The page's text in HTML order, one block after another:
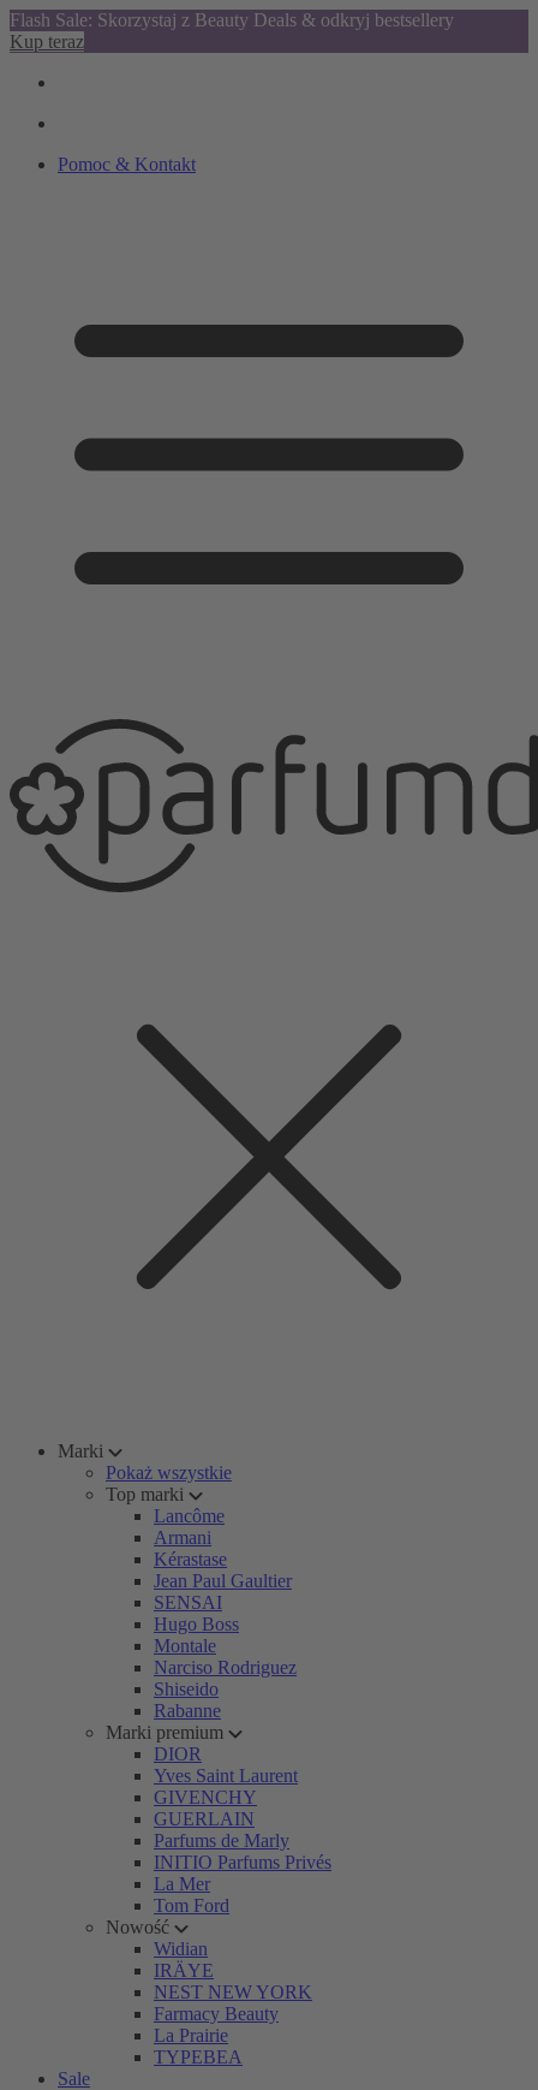
Flash Sale: Skorzystaj z Beauty Deals & odkryj bestsellery
Kup teraz
Pomoc & Kontakt
Marki
Pokaż wszystkie
Top marki
Lancôme
Armani
Kérastase
Jean Paul Gaultier
SENSAI
Hugo Boss
Montale
Narciso Rodriguez
Shiseido
Rabanne
Marki premium
DIOR
Yves Saint Laurent
GIVENCHY
GUERLAIN
Parfums de Marly
INITIO Parfums Privés
La Mer
Tom Ford
Nowość
Widian
IRÄYE
NEST NEW YORK
Farmacy Beauty
La Prairie
TYPEBEA
Sale